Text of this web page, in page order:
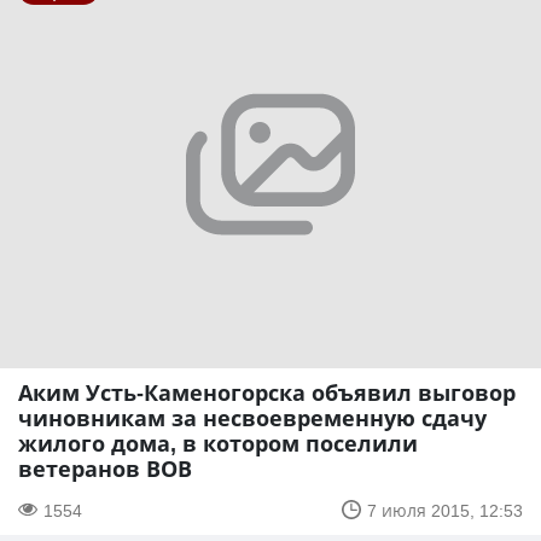
Аким Усть-Каменогорска объявил выговор
чиновникам за несвоевременную сдачу
жилого дома, в котором поселили
ветеранов ВОВ
1554 7 июля 2015, 12:53